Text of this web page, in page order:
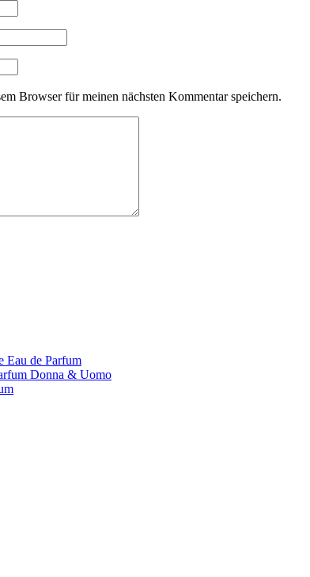
Browser für meinen nächsten Kommentar speichern.
Eau de Parfum
Donna & Uomo